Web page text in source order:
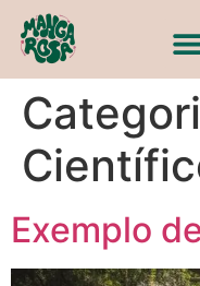
Exemplo